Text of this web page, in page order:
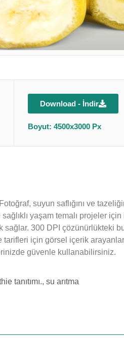
Download - İndir
Boyut: 4500x3000 Px
suyun saflığını ve
yaşam temalı projeler
sağlar. 300 DPI çözünürlükteki
tarifleri için görsel içerik
güvenle kullanabilirsiniz.
tanıtımı., su arıtma